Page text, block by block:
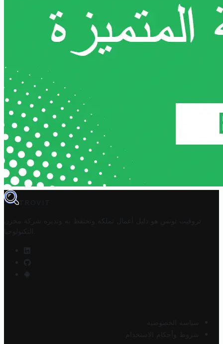
TROVIT
تروفيت تونس هو دليل أعمال تملكه وتحتفظ به وتديره
شركة مخزن
التكنولوجيا
سياسة الخصوصية
شروط وأحكام الاستخدام